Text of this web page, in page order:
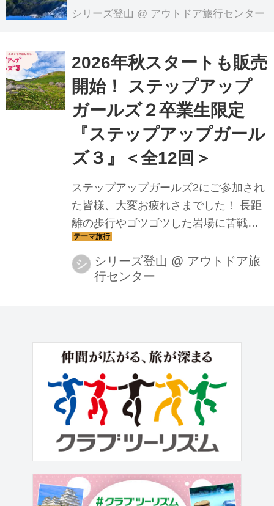
シリーズ登山 @ アウトドア旅行センター
2026年秋スタートも販売
開始！ ステップアップ
ガールズ２卒業生限定
『ステップアップガール
ズ３』＜全12回＞
ステップアップガールズ2にご参加され
た皆様、大変お疲れさまでした！ 長距
離の歩行やゴツゴツした岩場に苦戦し
た方もいらっしゃるかもしれません
ね。 ステップアップガールズ3は、シリ
ーズ参加のお客様から行ってみたいと
で体力アップし、最終回は北アルプス
の人気コース、パノラマ銀座を訪れま
す！ ステップ2まで共に歩いた仲間と、
1つでも多くの日本百名山を目指してい
きましょう♪ 初めての山ガール♪女性の
ための山旅・登山ツアー【TOP】│クラ
ブツーリズム クラブツーリズムから初
シ シリーズ登山 @ アウトドア旅
行センター